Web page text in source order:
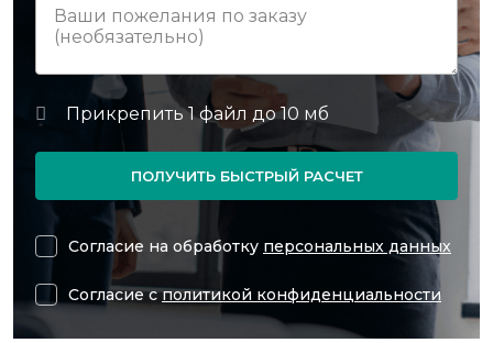
ПОЛУЧИТЬ БЫСТРЫЙ РАСЧЕТ
Согласие на обработку персональных данных
Согласие сполитикой конфиденциальности